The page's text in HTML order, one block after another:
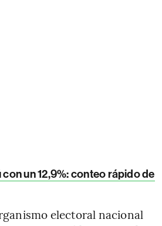
un 12,9%: conteo rápido de
electoral nacional